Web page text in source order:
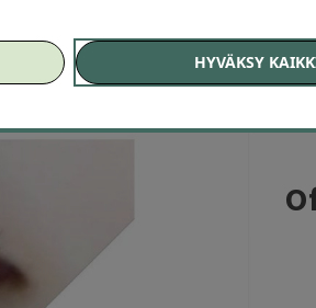
ja työ toteutetaan aina
Palvelu kestää 2,5-3HYVÄKSY